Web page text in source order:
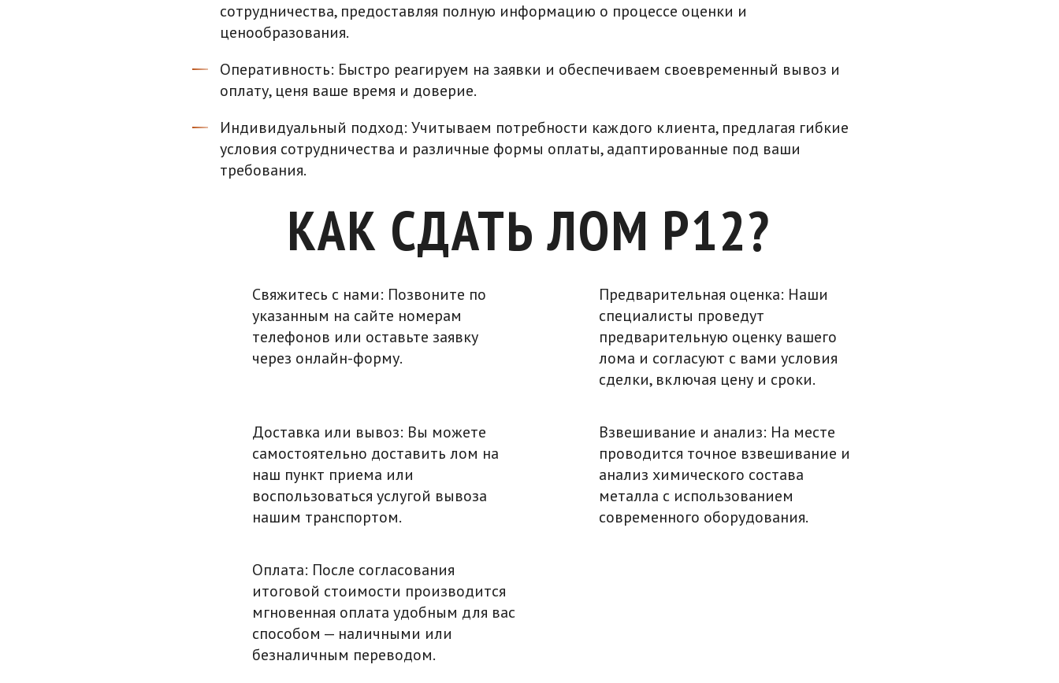
сотрудничества, предоставляя полную информацию о процессе оценки и
ценообразования.
Оперативность: Быстро реагируем на заявки и обеспечиваем своевременный вывоз и
оплату, ценя ваше время и доверие.
Индивидуальный подход: Учитываем потребности каждого клиента, предлагая гибкие
условия сотрудничества и различные формы оплаты, адаптированные под ваши
требования.
КАК СДАТЬ ЛОМ Р12?
Свяжитесь с нами: Позвоните по
указанным на сайте номерам
телефонов или оставьте заявку
через онлайн-форму.
Предварительная оценка: Наши
специалисты проведут
предварительную оценку вашего
лома и согласуют с вами условия
сделки, включая цену и сроки.
Доставка или вывоз: Вы можете
самостоятельно доставить лом на
наш пункт приема или
воспользоваться услугой вывоза
нашим транспортом.
Взвешивание и анализ: На месте
проводится точное взвешивание и
анализ химического состава
металла с использованием
современного оборудования.
Оплата: После согласования
итоговой стоимости производится
мгновенная оплата удобным для вас
способом — наличными или
безналичным переводом.